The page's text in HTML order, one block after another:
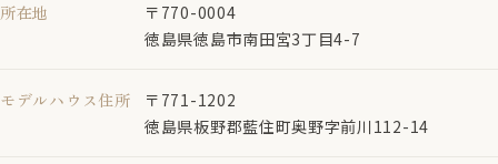
所在地
〒770-0004
徳島県徳島市南田宮3丁目4-7
モデルハウス住所
〒771-1202
徳島県板野郡藍住町奥野字前川112-14